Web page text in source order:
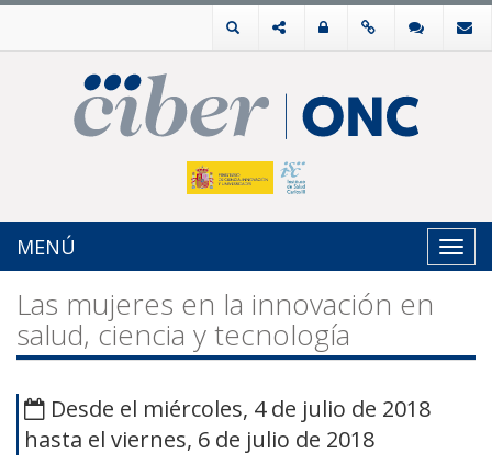
MENÚ
Las mujeres en la innovación en
salud, ciencia y tecnología
Desde el miércoles, 4 de julio de 2018
hasta el viernes, 6 de julio de 2018